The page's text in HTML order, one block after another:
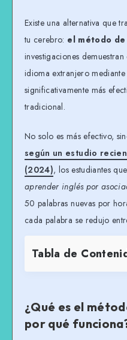
Existe una alternativa que
tu cerebro: el método
investigaciones
idioma extranjero
significativamente más
tradicional.
No solo es más efectivo,
según un estudio
(2024), los estudiantes
aprender inglés por
50 palabras nuevas por
cada palabra se redujo
Tabla de
¿Qué es el
por qué